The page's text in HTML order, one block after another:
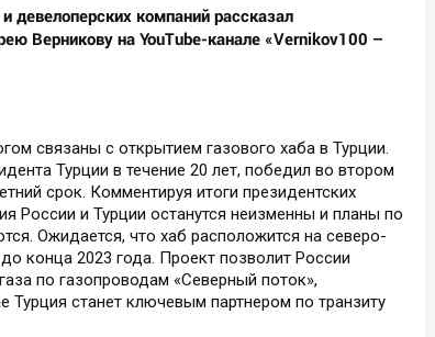
девелоперских компаний рассказал
Верникову на YouTube-канале «Vernikov100 –
связаны с открытием газового хаба в Турции.
Турции в течение 20 лет, победил во втором
срок. Комментируя итоги президентских
России и Турции останутся неизменны и планы по
Ожидается, что хаб расположится на северо-
конца 2023 года. Проект позволит России
по газопроводам «Северный поток»,
Турция станет ключевым партнером по транзиту